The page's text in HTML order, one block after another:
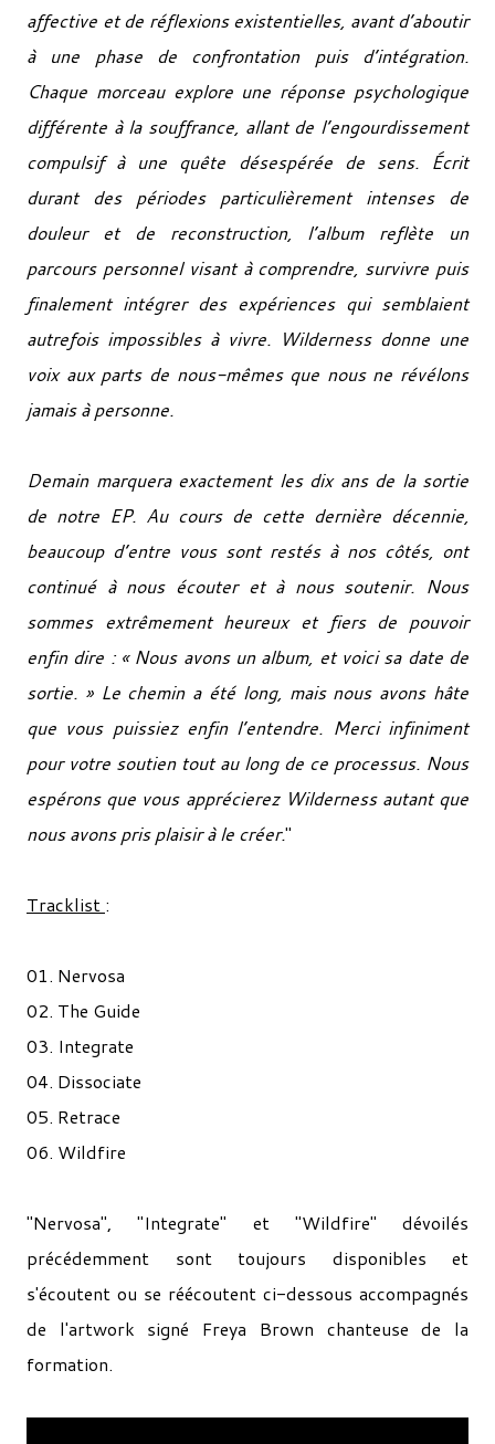
affective et de réflexions existentielles, avant d’aboutir
à une phase de confrontation puis d’intégration.
Chaque morceau explore une réponse psychologique
différente à la souffrance, allant de l’engourdissement
compulsif à une quête désespérée de sens. Écrit
durant des périodes particulièrement intenses de
douleur et de reconstruction, l’album reflète un
parcours personnel visant à comprendre, survivre puis
finalement intégrer des expériences qui semblaient
autrefois impossibles à vivre. Wilderness donne une
voix aux parts de nous-mêmes que nous ne révélons
jamais à personne.
Demain marquera exactement les dix ans de la sortie
de notre EP. Au cours de cette dernière décennie,
beaucoup d’entre vous sont restés à nos côtés, ont
continué à nous écouter et à nous soutenir. Nous
sommes extrêmement heureux et fiers de pouvoir
enfin dire : « Nous avons un album, et voici sa date de
sortie. » Le chemin a été long, mais nous avons hâte
que vous puissiez enfin l’entendre. Merci infiniment
pour votre soutien tout au long de ce processus. Nous
espérons que vous apprécierez Wilderness autant que
nous avons pris plaisir à le créer."
Tracklist :
01. Nervosa
02. The Guide
03. Integrate
04. Dissociate
05. Retrace
06. Wildfire
"Nervosa", "Integrate" et "Wildfire" dévoilés
précédemment sont toujours disponibles et
s'écoutent ou se réécoutent ci-dessous accompagnés
de l'artwork signé Freya Brown chanteuse de la
formation.